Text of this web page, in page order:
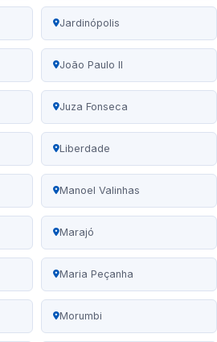
Jardinópolis
João Paulo II
Juza Fonseca
Liberdade
Manoel Valinhas
Marajó
Maria Peçanha
Morumbi